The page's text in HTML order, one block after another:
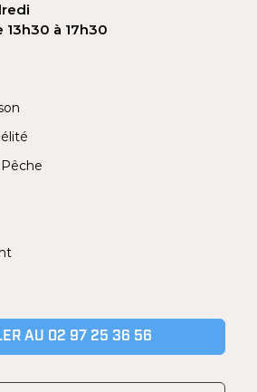
13h30 à 17h30
AU 02 97 25 36 56